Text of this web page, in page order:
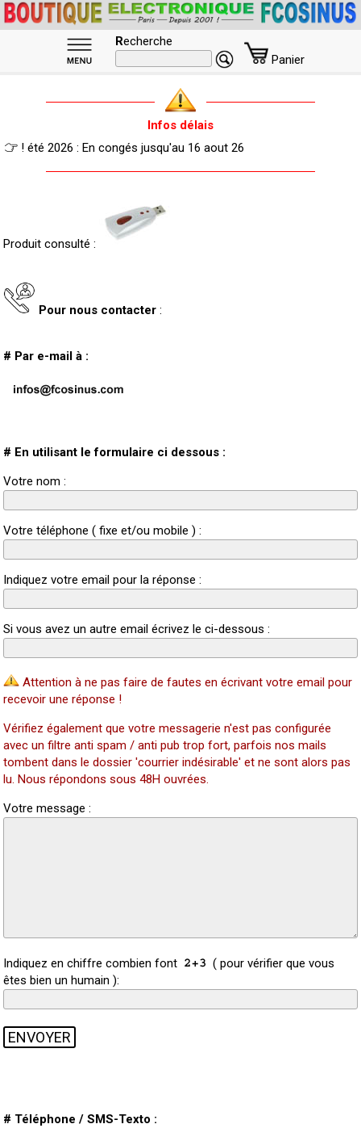
Recherche
Panier
Infos délais
! été 2026 : En congés jusqu'au 16 aout 26
Produit consulté :
Pour nous contacter :
# Par e-mail à :
# En utilisant le formulaire ci dessous :
Votre nom :
Votre téléphone ( fixe et/ou mobile ) :
Indiquez votre email pour la réponse :
Si vous avez un autre email écrivez le ci-dessous :
Attention à ne pas faire de fautes en écrivant votre email pour
recevoir une réponse !
Vérifiez également que votre messagerie n'est pas configurée
avec un filtre anti spam / anti pub trop fort, parfois nos mails
tombent dans le dossier 'courrier indésirable' et ne sont alors pas
lu. Nous répondons sous 48H ouvrées.
Votre message :
Indiquez en chiffre combien font
( pour vérifier que vous
êtes bien un humain ):
# Téléphone / SMS-Texto :